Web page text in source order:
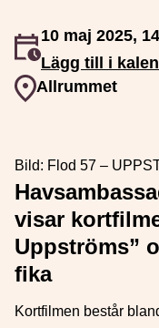
Event inträffar
10 maj 2025,
Lägg till i
Event plats
Allrummet
Bild: Flod 57 –
visar
Uppströms”
fika
Kortfilmen består